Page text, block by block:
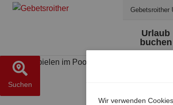
Gebetsroither
Urlaub
buchen
Suchen
Wir verwenden